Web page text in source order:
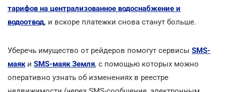
тарифов на централизованное водоснабжение и
водоотвод, и вскоре платежки снова станут больше.
Уберечь имущество от рейдеров помогут сервисы SMS-
маяки SMS-маяк Земля, с помощью которых можно
оперативно узнать об изменениях в реестре